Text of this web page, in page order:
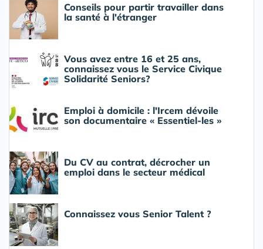
Conseils pour partir travailler dans
la santé à l'étranger
Vous avez entre 16 et 25 ans,
connaissez vous le Service Civique
Solidarité Seniors?
Emploi à domicile : l'Ircem dévoile
son documentaire « Essentiel-les »
Du CV au contrat, décrocher un
emploi dans le secteur médical
Connaissez vous Senior Talent ?